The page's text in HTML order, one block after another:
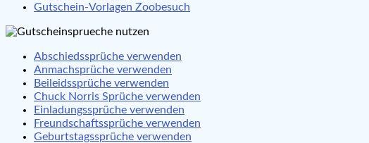
Gutschein-Vorlagen Zoobesuch
Abschiedssprüche verwenden
Anmachsprüche verwenden
Beileidssprüche verwenden
Chuck Norris Sprüche verwenden
Einladungssprüche verwenden
Freundschaftssprüche verwenden
Geburtstagssprüche verwenden